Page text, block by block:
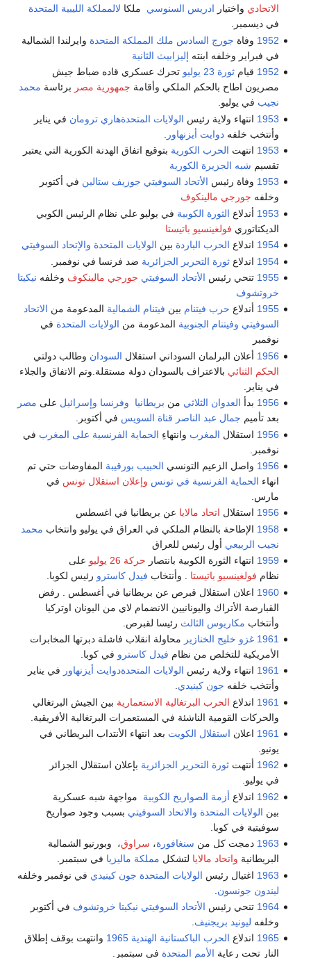
الاتحادي واختيار ادريس السنوسي ملكا لالمملكة الليبية المتحدة
في ديسمبر.
1952 وفاة جورج السادس ملك المملكة المتحدة وايرلندا الشمالية
في فبراير وخلفه ابنته إليزابيث الثانية
1952 قيامثورة 23 يوليو
تحرك عسكري قاده ضباط جيش
مصريون اطاح بالحكم الملكي وأقامة جمهورية مصر برئاسة محمد
نجيب في يوليو.
1953 انتهاء ولاية رئيس الولايات المتحدةهاري ترومان في يناير
وأنتخب خلفهدوايت أيزنهاور
1953 انتهت الحرب الكورية بتوقيع اتفاق الهدنة الكورية التي يعتبر
تقسيم شبه الجزيرة الكورية
1953 وفاة رئيس الأتحاد السوفيتي جوزيف ستالين في أكتوبر
وخلفه جورجي مالينكوف
1953 أندلاع الثورة الكوبية في يوليو علي نظام الرئيس الكوبي
الديكتاتوري فولغينسيو باتيستا
1954 اندلاع الحرب الباردة بين الولايات المتحدة والإتحاد السوفيتي
1954 اندلاعثورة التحرير الجزائرية ضد فرنسا في نوفمبر.
1955 تنحي رئيس الأتحاد السوفيتي جورجي مالينكوف وخلفه نيكيتا
خروتشوف
1955 أندلاع حرب فيتنام بين فيتنام الشمالية المدعومة من الاتحاد
السوفيتي وفيتنام الجنوبية المدعومة من الولايات المتحدة في
نوفمبر
1956 أعلان البرلمان السوداني استقلال السودان وطالب دولتي
الحكم الثنائي بالاعتراف بالسودان دولة مستقلة.وتم الاتفاق والجلاء
في يناير.
1956 بدأ العدوان الثلاثي من بريطانيا وفرنسا وإسرائيل على مصر
بعد تأميم جمال عبد الناصر قناة السويس في أكتوبر.
1956 استقلال المغرب وانتهاءِ الحماية الفرنسية على المغرب في
نوفمبر.
1956 واصل الزعيم التونسي الحبيب بورقيبة المفاوضات حتي تم
انهاء الحماية الفرنسية في تونس وإعلان استقلال تونس في
مارس.
1956 استقلال اتحاد مالايا عن بريطانيا في اغسطس
1958 الإطاحة بالنظام الملكي في العراق في يوليو وانتخاب محمد
نجيب الربيعي أول رئيس للعراق
1959 انتهاء الثورة الكوبية بانتصار حركة 26 يوليو
على
نظام فولغينسيو باتيستا . وأنتخاب فيدل كاسترو رئيس لكوبا.
1960 اعلان استقلال قبرص عن بريطانيا في أغسطس . رفض
القبارصة الأتراك واليونانيين الانضمام لاي من اليونان اوتركيا
وأنتخاب مكاريوس الثالث رئيسا لقبرص.
1961 غزو خليج الخنازير محاولة انقلاب فاشلة دبرتها المخابرات
الأمريكية للتخلص من نظام فيدل كاسترو في كوبا.
1961 انتهاء ولاية رئيس الولايات المتحدةدوايت أيزنهاور في يناير
وأنتخب خلفه جون كينيدي.
1961 اندلاع الحرب البرتغالية الاستعمارية بين الجيش البرتغالي
والحركات القومية الناشئة في المستعمرات البرتغالية الأفريقية.
1961 اعلان استقلال الكويت بعد انتهاء الأنتداب البريطاني في
يونيو.
1962 أنتهتثورة التحرير الجزائرية بإعلان استقلال الجزائر
في يوليو.
1962 اندلاع أزمة الصواريخ الكوبية مواجهة شبه عسكرية
بين الولايات المتحدة والاتحاد السوفيتي بسبب وجود صواريخ
سوفيتية في كوبا.
1963 دمجت كل من سنغافورة، سراوق، وبورنيو الشمالية
البريطانية واتحاد مالايا لتشكل مملكة ماليزيا في سبتمبر.
1963 اغتيال رئيس الولايات المتحدة جون كينيدي في نوفمبر وخلفه
ليندون جونسون
1964 تنحي رئيس الأتحاد السوفيتي نيكيتا خروتشوف في أكتوبر
وخلفه ليونيد بريجنيف
1965 اندلاع الحرب الباكستانية الهندية 1965
وانتهت بوقف إطلاق
النار تحت رعاية الأمم المتحدة في سبتمبر.